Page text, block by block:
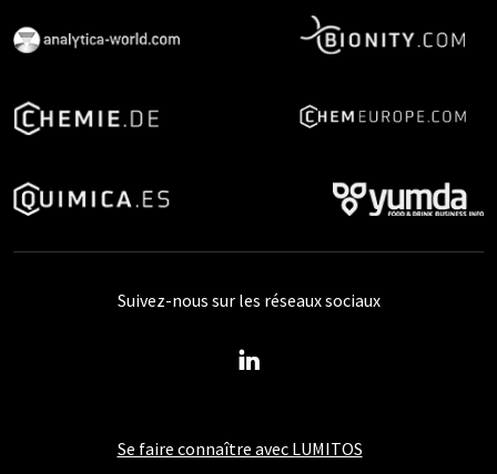
Se faire connaître avec LUMITOS
Suivez-nous sur les réseaux sociaux